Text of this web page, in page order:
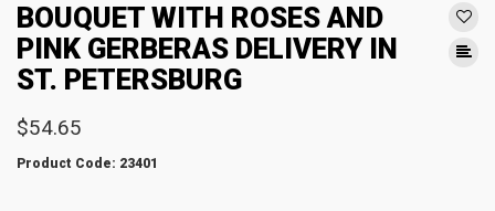
BOUQUET WITH ROSES AND
PINK GERBERAS DELIVERY IN
ST. PETERSBURG
$54.65
Product Code: 23401